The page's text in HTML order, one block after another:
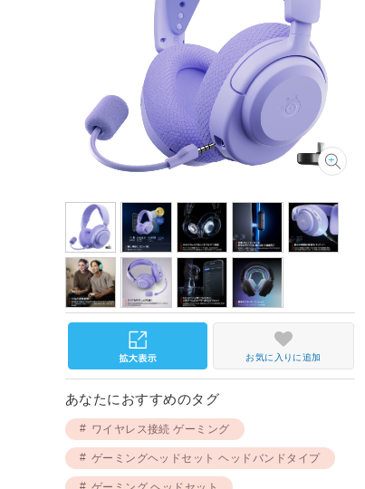
お気に入りに追加
あなたにおすすめのタグ
ワイヤレス接続 ゲーミング
ゲーミングヘッドセット ヘッドバンドタイプ